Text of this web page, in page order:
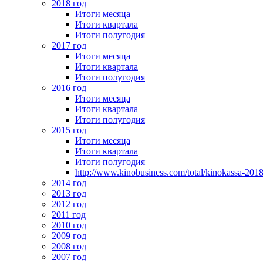
2018 год
Итоги месяца
Итоги квартала
Итоги полугодия
2017 год
Итоги месяца
Итоги квартала
Итоги полугодия
2016 год
Итоги месяца
Итоги квартала
Итоги полугодия
2015 год
Итоги месяца
Итоги квартала
Итоги полугодия
http://www.kinobusiness.com/total/kinokassa-
2014 год
2013 год
2012 год
2011 год
2010 год
2009 год
2008 год
2007 год